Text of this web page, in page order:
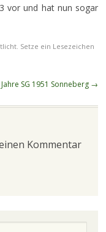
vor und hat nun sogar
Setze ein Lesezeichen
SG 1951 Sonneberg →
Kommentar